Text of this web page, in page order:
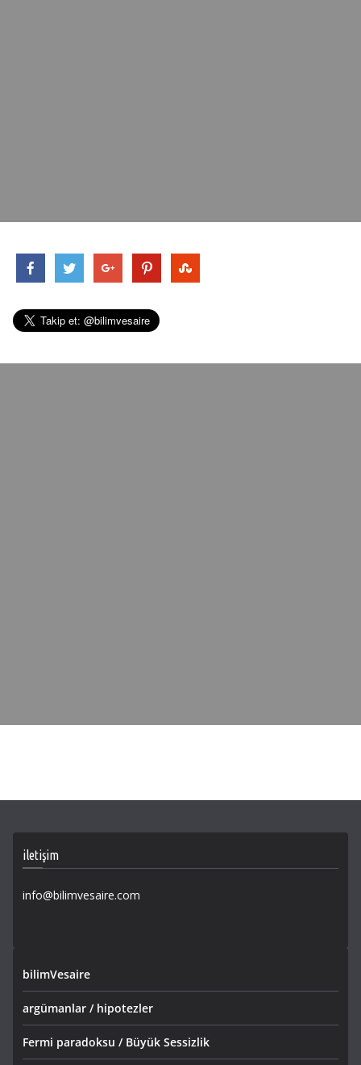
iletişim
info@bilimvesaire.com
bilimVesaire
argümanlar / hipotezler
Fermi paradoksu / Büyük Sessizlik